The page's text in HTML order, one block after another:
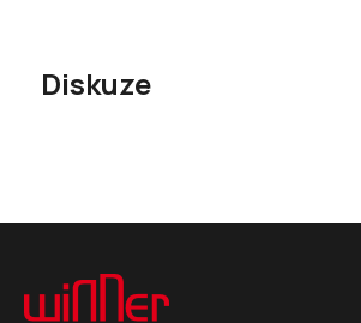
Diskuze
Z